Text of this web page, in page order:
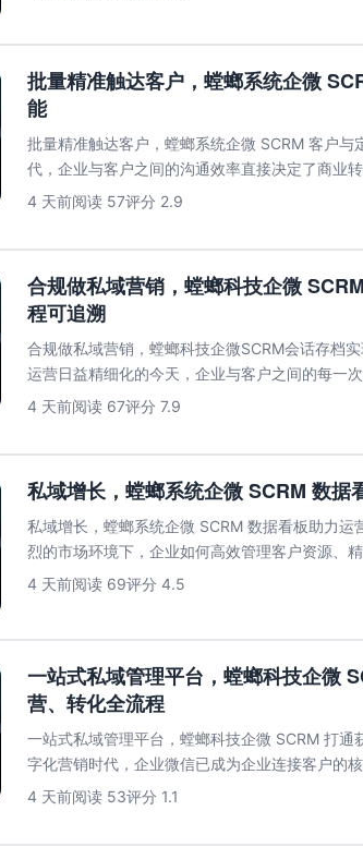
批量精准触达客户，螳螂系统企微
能
批量精准触达客户，螳螂系统企微 SCRM 客户与
代，企业与客户之间的沟通效率直接决定了商业
往面临打开率低...
4 天前阅读 57评分 2.9
合规做私域营销，螳螂科技企微
程可追溯
合规做私域营销，螳螂科技企微SCRM会话存档
运营日益精细化的今天，企业与客户之间的每一
牌口碑。然而，员...
4 天前阅读 67评分 7.9
私域增长，螳螂系统企微 SCRM 数据
私域增长，螳螂系统企微 SCRM 数据看板助力运
烈的市场环境下，企业如何高效管理客户资源、
增长成败的关键...
4 天前阅读 69评分 4.5
一站式私域管理平台，螳螂科技企微
营、转化全流程
一站式私域管理平台，螳螂科技企微 SCRM 打通
字化营销时代，企业微信已成为企业连接客户的
数据、复杂的运...
4 天前阅读 53评分 1.1